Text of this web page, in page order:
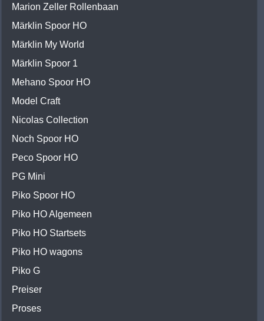
Marion Zeller Rollenbaan
Märklin Spoor HO
Märklin My World
Märklin Spoor 1
Mehano Spoor HO
Model Craft
Nicolas Collection
Noch Spoor HO
Peco Spoor HO
PG Mini
Piko Spoor HO
Piko HO Algemeen
Piko HO Startsets
Piko HO wagons
Piko G
Preiser
Proses